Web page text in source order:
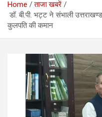
Home
ताजा खबरें
डॉ. बी.पी. भट्ट ने संभाली
कुलपति की कमान